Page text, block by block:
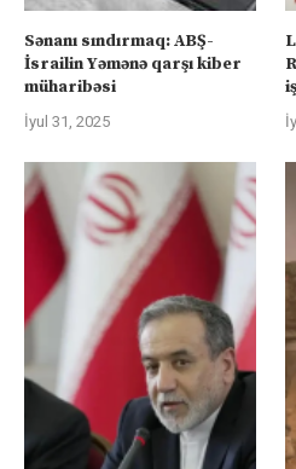
Sənanı sındırmaq: ABŞ-
İsrailin Yəmənə qarşı kiber
müharibəsi
İyul 31, 2025